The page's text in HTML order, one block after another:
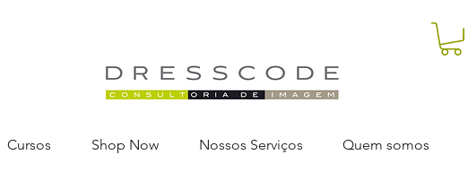
Cursos Shop Now Nossos Serviços Quem somos